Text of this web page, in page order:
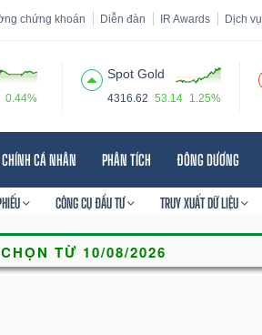
chứng khoán Diễn đàn IR Awards Dịch vụ
0.44%
Spot Gold
4316.62 53.14 1.25%
CÁ NHÂN PHÂN TÍCH ĐÔNG DƯƠNG
CÔNG CỤ ĐẦU TƯ TRUY XUẤT DỮ LIỆU